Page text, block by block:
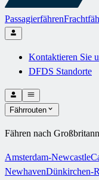
Passagierfähren
Kontaktieren Sie
DFDS Standorte
Fährrouten
Fähren nach
Amsterdam-Newcastle
NewhavenDünkirchen-